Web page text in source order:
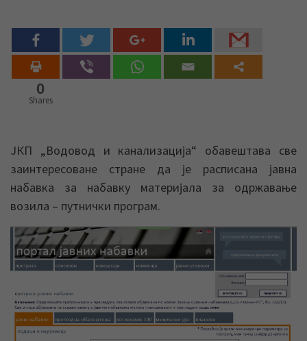
0
Shares
ЈКП „Водовод и канализација“ обавештава све
заинтересоване стране да је расписана јавна
набавка за набавку материјала за одржавање
возила – путнички програм.